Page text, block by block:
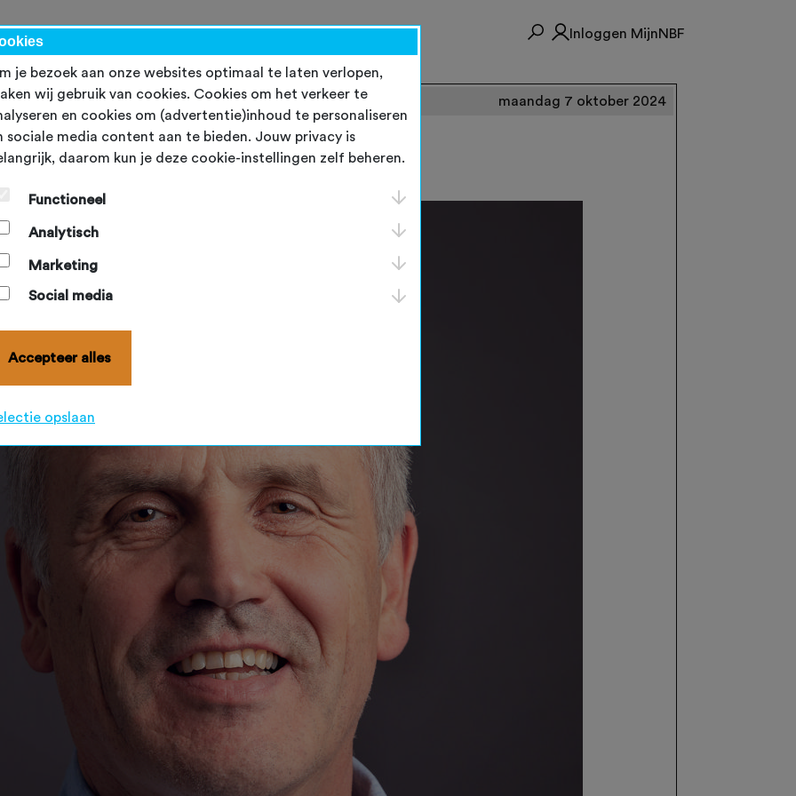
Inloggen MijnNBF
NBF-evenementenOndersteuningTopsportWord lid
maandag 7 oktober 2024
binnen Sportcluster Veenendaal)
je bezoek aan onze websites optimaal te laten verlopen,
wij gebruik van cookies. Cookies om het verkeer te
en cookies om (advertentie)inhoud te personaliseren
sociale media content aan te bieden. Jouw privacy is
daarom kun je deze cookie-instellingen zelf beheren.
Functioneel
Analytisch
Marketing
Social media
Accepteer alles
opslaan